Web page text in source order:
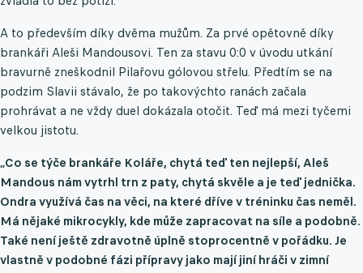
A to především díky dvěma mužům. Za prvé opětovně díky
brankáři Aleši Mandousovi. Ten za stavu 0:0 v úvodu utkání
bravurně zneškodnil Pilařovu gólovou střelu. Předtím se na
podzim Slavii stávalo, že po takovýchto ranách začala
prohrávat a ne vždy duel dokázala otočit. Teď má mezi tyčemi
velkou jistotu.
„Co se týče brankáře Koláře, chytá teď ten nejlepší, Aleš
Mandous nám vytrhl trn z paty, chytá skvěle a je teď jednička.
Ondra využívá čas na věci, na které dříve v tréninku čas neměl.
Má nějaké mikrocykly, kde může zapracovat na síle a podobně.
Také není ještě zdravotně úplně stoprocentně v pořádku. Je
vlastně v podobné fázi přípravy jako mají jiní hráči v zimní